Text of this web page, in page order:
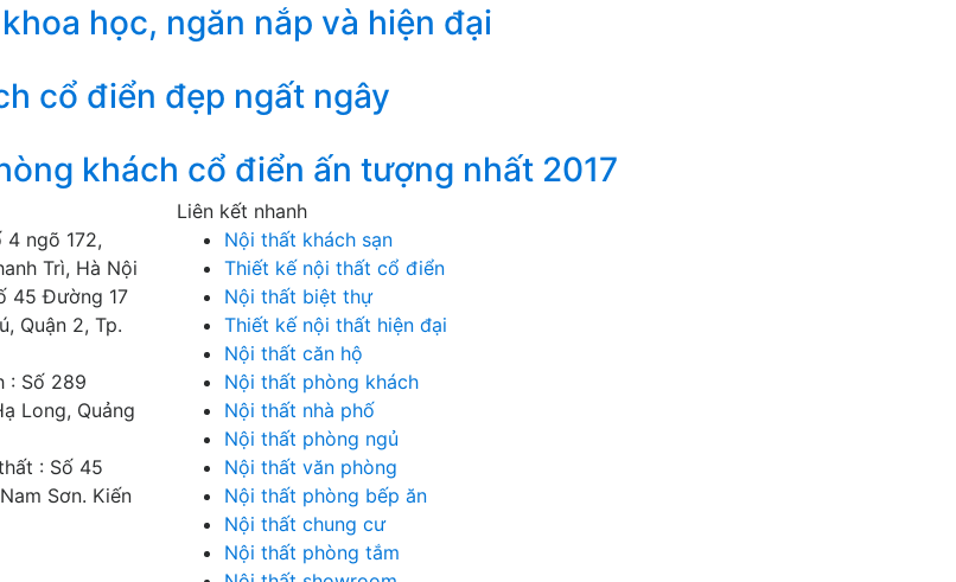
học, ngăn nắp và hiện đại
cổ điển đẹp ngất ngây
khách cổ điển ấn tượng nhất 2017
4 ngõ 172,
Trì, Hà Nội
45 Đường 17
Quận 2, Tp.
: Số 289
Long, Quảng
: Số 45
Sơn. Kiến
Liên kết nhanh
Nội thất khách sạn
Thiết kế nội thất cổ điển
Nội thất biệt thự
Thiết kế nội thất hiện đại
Nội thất căn hộ
Nội thất phòng khách
Nội thất nhà phố
Nội thất phòng ngủ
Nội thất văn phòng
Nội thất phòng bếp ăn
Nội thất chung cư
Nội thất phòng tắm